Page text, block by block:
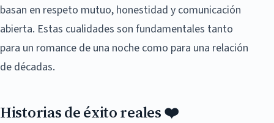
basan en respeto mutuo, honestidad y comunicación
abierta. Estas cualidades son fundamentales tanto
para un romance de una noche como para una relación
de décadas.
Historias de éxito reales ❤️